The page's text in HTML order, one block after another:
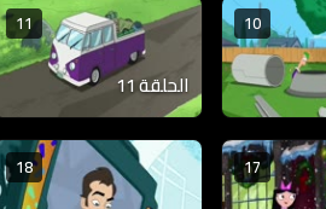
10
11
الحلقة 11
17
18